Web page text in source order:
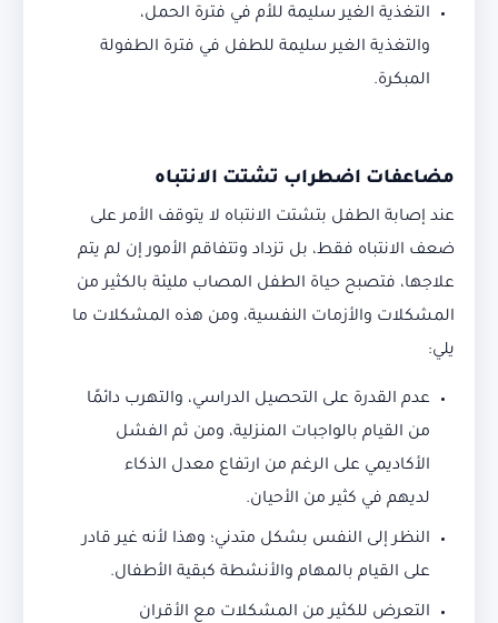
التغذية الغير سليمة للأم في فترة الحمل،
والتغذية الغير سليمة للطفل في فترة الطفولة
المبكرة.
مضاعفات اضطراب تشتت الانتباه
عند إصابة الطفل بتشتت الانتباه لا يتوقف الأمر على
ضعف الانتباه فقط، بل تزداد وتتفاقم الأمور إن لم يتم
علاجها، فتصبح حياة الطفل المصاب مليئة بالكثير من
المشكلات والأزمات النفسية، ومن هذه المشكلات ما
يلي:
عدم القدرة على التحصيل الدراسي، والتهرب دائمًا
من القيام بالواجبات المنزلية، ومن ثم الفشل
الأكاديمي على الرغم من ارتفاع معدل الذكاء
لديهم في كثير من الأحيان.
النظر إلى النفس بشكل متدني؛ وهذا لأنه غير قادر
على القيام بالمهام والأنشطة كبقية الأطفال.
التعرض للكثير من المشكلات مع الأقران